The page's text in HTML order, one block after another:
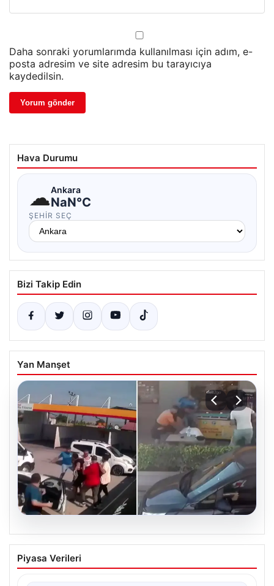
Daha sonraki yorumlarımda kullanılması için adım, e-
posta adresim ve site adresim bu tarayıcıya
kaydedilsin.
Hava Durumu
☁Ankara
NaN°C
ŞEHIR SEÇ
Bizi Takip Edin
Yan Manşet
Başpehlivan benzin istasyonunda
saldırıya uğradı: ‘Beni burada tehdit
Piyasa Verileri